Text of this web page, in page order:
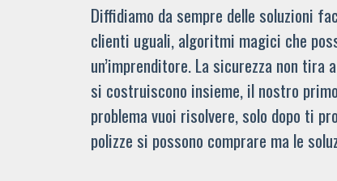
Diffidiamo da sempre delle soluzioni
clienti uguali, algoritmi magici che
un’imprenditore. La sicurezza non
si costruiscono insieme, il nostro
problema vuoi risolvere, solo dopo ti
polizze si possono comprare ma le